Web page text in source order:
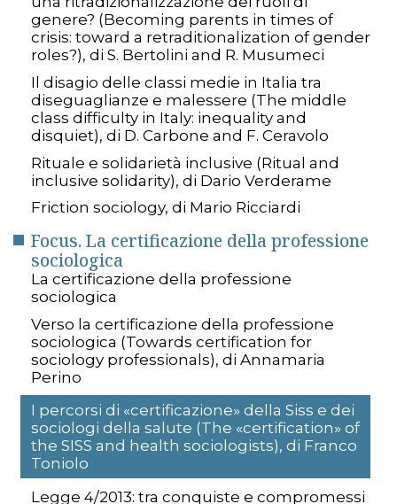
genere? (Becoming parents in times of
crisis: toward a retraditionalization of gender
roles?), di S. Bertolini and R. Musumeci
Il disagio delle classi medie in Italia tra
diseguaglianze e malessere (The middle
class difficulty in Italy: inequality and
disquiet), di D. Carbone and F. Ceravolo
Rituale e solidarietà inclusive (Ritual and
inclusive solidarity), di Dario Verderame
Friction sociology, di Mario Ricciardi
Focus. La certificazione della professione
sociologica
La certificazione della professione
sociologica
Verso la certificazione della professione
sociologica (Towards certification for
sociology professionals), di Annamaria
Perino
I percorsi di «certificazione» della Siss e dei
sociologi della salute (The «certification» of
the SISS and health sociologists), di Franco
Toniolo
Legge 4/2013: tra conquiste e compromessi